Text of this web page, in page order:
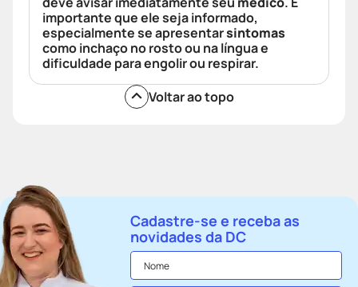
importante que ele seja informado,
especialmente se apresentarsintomas
como inchaço no rosto ou na língua e
dificuldade para engolir ou respirar.
Voltar ao topo
Cadastre-se e receba as
novidades da DC